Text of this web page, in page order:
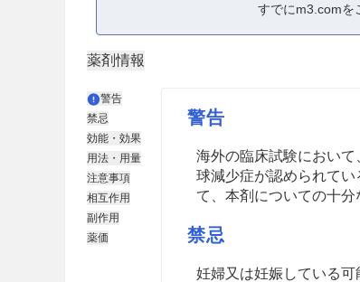
すでにm3.comを
薬剤情報
警告
禁忌
効能・効果
用法・用量
注意事項
相互作用
副作用
薬価
警告
海外の臨床試験におい
球減少症が認められて
て、本剤についての十分
禁忌
妊婦又は妊娠している